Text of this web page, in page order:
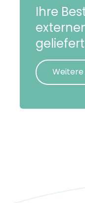
Ihre